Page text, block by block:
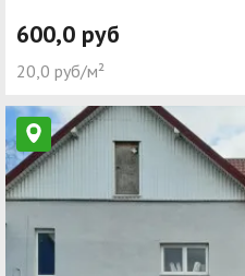
600,0 руб
20,0 руб/м²